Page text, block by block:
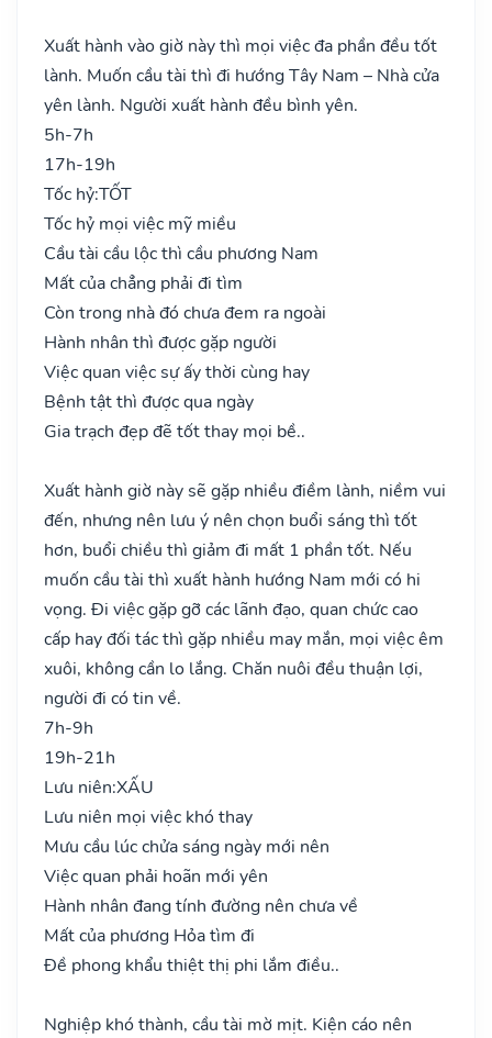
Xuất hành vào giờ này thì mọi việc đa phần đều tốt
lành. Muốn cầu tài thì đi hướng Tây Nam – Nhà cửa
yên lành. Người xuất hành đều bình yên.
5h-7h
17h-19h
Tốc hỷ:TỐT
Tốc hỷ mọi việc mỹ miều
Cầu tài cầu lộc thì cầu phương Nam
Mất của chẳng phải đi tìm
Còn trong nhà đó chưa đem ra ngoài
Hành nhân thì được gặp người
Việc quan việc sự ấy thời cùng hay
Bệnh tật thì được qua ngày
Gia trạch đẹp đẽ tốt thay mọi bề..
Xuất hành giờ này sẽ gặp nhiều điềm lành, niềm vui
đến, nhưng nên lưu ý nên chọn buổi sáng thì tốt
hơn, buổi chiều thì giảm đi mất 1 phần tốt. Nếu
muốn cầu tài thì xuất hành hướng Nam mới có hi
vọng. Đi việc gặp gỡ các lãnh đạo, quan chức cao
cấp hay đối tác thì gặp nhiều may mắn, mọi việc êm
xuôi, không cần lo lắng. Chăn nuôi đều thuận lợi,
người đi có tin về.
7h-9h
19h-21h
Lưu niên:XẤU
Lưu niên mọi việc khó thay
Mưu cầu lúc chửa sáng ngày mới nên
Việc quan phải hoãn mới yên
Hành nhân đang tính đường nên chưa về
Mất của phương Hỏa tìm đi
Đề phong khẩu thiệt thị phi lắm điều..
Nghiệp khó thành, cầu tài mờ mịt. Kiện cáo nên